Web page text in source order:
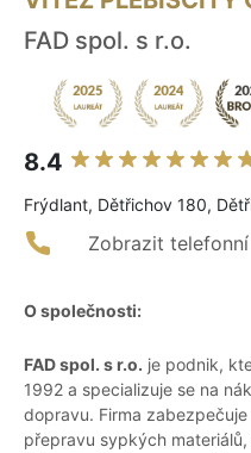
FAD spol. s r.o.
8.4
Frýdlant, Dětřichov 180,
Zobrazit
O společnosti:
FAD spol. s r.o. je podnik,
1992 a specializuje se na
dopravu. Firma
přepravu sypkých